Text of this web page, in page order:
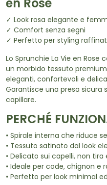
en Rose
✓ Look rosa elegante e
✓ Comfort senza segni
✓ Perfetto per styling
Lo Sprunchie La Vie en Rose
un morbido tessuto
eleganti, confortevoli e
Garantisce una presa sicura
capillare.
PERCHÉ
• Spirale interna che riduce
• Tessuto satinato dal look
• Delicato sui capelli, non tira
• Ideale per code, chignon e
• Perfetto per look minimal